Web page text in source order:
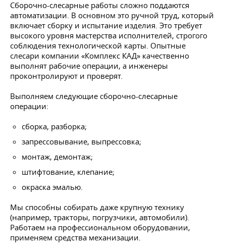
Сборочно-слесарные работы сложно поддаются
автоматизации. В основном это ручной труд, который
включает сборку и испытание изделия. Это требует
высокого уровня мастерства исполнителей, строгого
соблюдения технологической карты. Опытные
слесари компании «Комплекс КАД» качественно
выполнят рабочие операции, а инженеры
проконтролируют и проверят.
Выполняем следующие сборочно-слесарные
операции:
сборка, разборка;
запрессовывание, выпрессовка;
монтаж, демонтаж;
штифтование, клепание;
окраска эмалью.
Мы способны собирать даже крупную технику
(например, тракторы, погрузчики, автомобили).
Работаем на профессиональном оборудовании,
применяем средства механизации.